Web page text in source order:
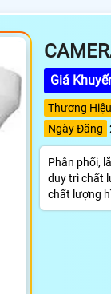
Giá
Thương Hiệu
Ngày Đăng
Phân phối,
duy trì chất
chất lượng